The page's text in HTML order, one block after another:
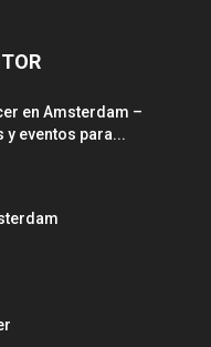
en Amsterdam –
y eventos para...